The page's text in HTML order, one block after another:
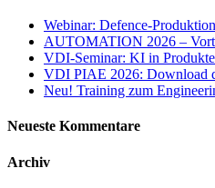
Webinar: Defence-
AUTOMATION 2026 –
VDI-Seminar: KI in
VDI PIAE 2026: Download
Neu! Training zum
Neueste Kommentare
Archiv